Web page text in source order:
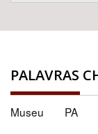
PALAVRAS
Museu PA